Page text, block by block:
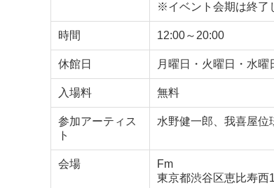
※イベント会期は終了
時間 12:00～20:00
休館日 月曜日・火曜日・水曜
入場料 無料
参加アーティス
ト
水野健一郎、我喜屋位
会場
Fm
東京都渋谷区恵比寿西